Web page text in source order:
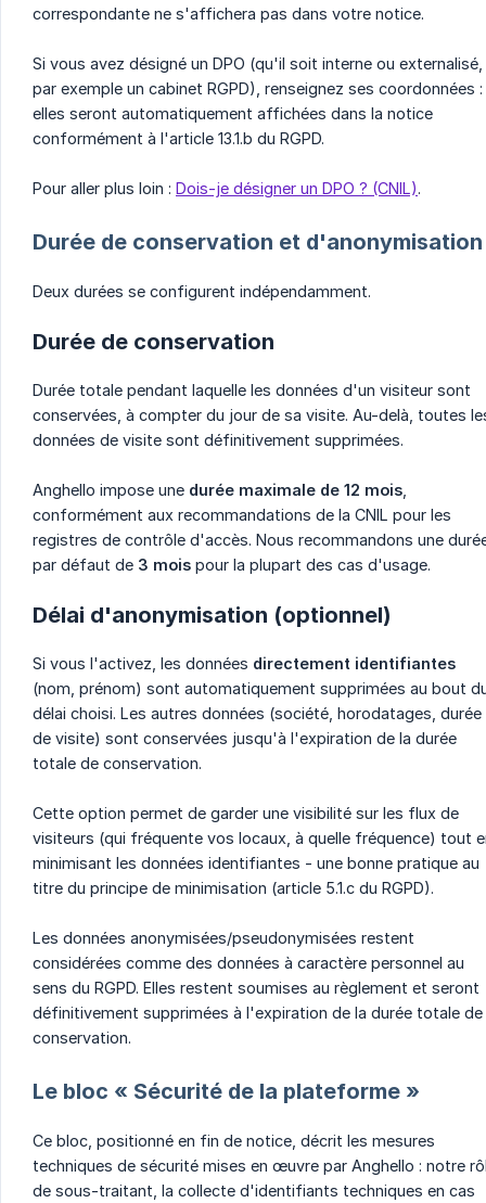
correspondante ne s'affichera pas dans votre notice.
Si vous avez désigné un DPO (qu'il soit interne ou externalisé,
par exemple un cabinet RGPD), renseignez ses coordonnées :
elles seront automatiquement affichées dans la notice
conformément à l'article 13.1.b du RGPD.
Pour aller plus loin : Dois-je désigner un DPO ? (CNIL).
Durée de conservation et d'anonymisation
Deux durées se configurent indépendamment.
Durée de conservation
Durée totale pendant laquelle les données d'un visiteur sont
conservées, à compter du jour de sa visite. Au-delà, toutes
données de visite sont définitivement supprimées.
Anghello impose une durée maximale de 12 mois
conformément aux recommandations de la CNIL pour les
registres de contrôle d'accès. Nous recommandons une
par défaut de 3 mois pour la plupart des cas d'usage.
Délai d'anonymisation (optionnel)
Si vous l'activez, les données directement identifiantes
(nom, prénom) sont automatiquement supprimées au bout
délai choisi. Les autres données (société, horodatages, durée
de visite) sont conservées jusqu'à l'expiration de la durée
totale de conservation.
Cette option permet de garder une visibilité sur les flux de
visiteurs (qui fréquente vos locaux, à quelle fréquence) tout
minimisant les données identifiantes - une bonne pratique au
titre du principe de minimisation (article 5.1.c du RGPD).
Les données anonymisées/pseudonymisées restent
considérées comme des données à caractère personnel au
sens du RGPD. Elles restent soumises au règlement et seront
définitivement supprimées à l'expiration de la durée totale de
conservation.
Le bloc « Sécurité de la plateforme »
Ce bloc, positionné en fin de notice, décrit les mesures
techniques de sécurité mises en œuvre par Anghello : notre
de sous-traitant, la collecte d'identifiants techniques en cas